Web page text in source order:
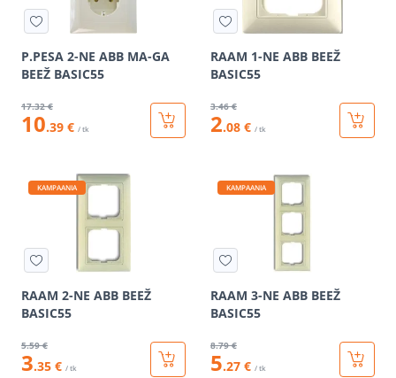
P.PESA 2-NE ABB MA-GA
BEEŽ BASIC55
17.32 €
10.39 € / tk
RAAM 1-NE ABB BEEŽ
BASIC55
3.46 €
2.08 € / tk
KAMPAANIA
RAAM 2-NE ABB BEEŽ
BASIC55
5.59 €
3.35 € / tk
KAMPAANIA
RAAM 3-NE ABB BEEŽ
BASIC55
8.79 €
5.27 € / tk